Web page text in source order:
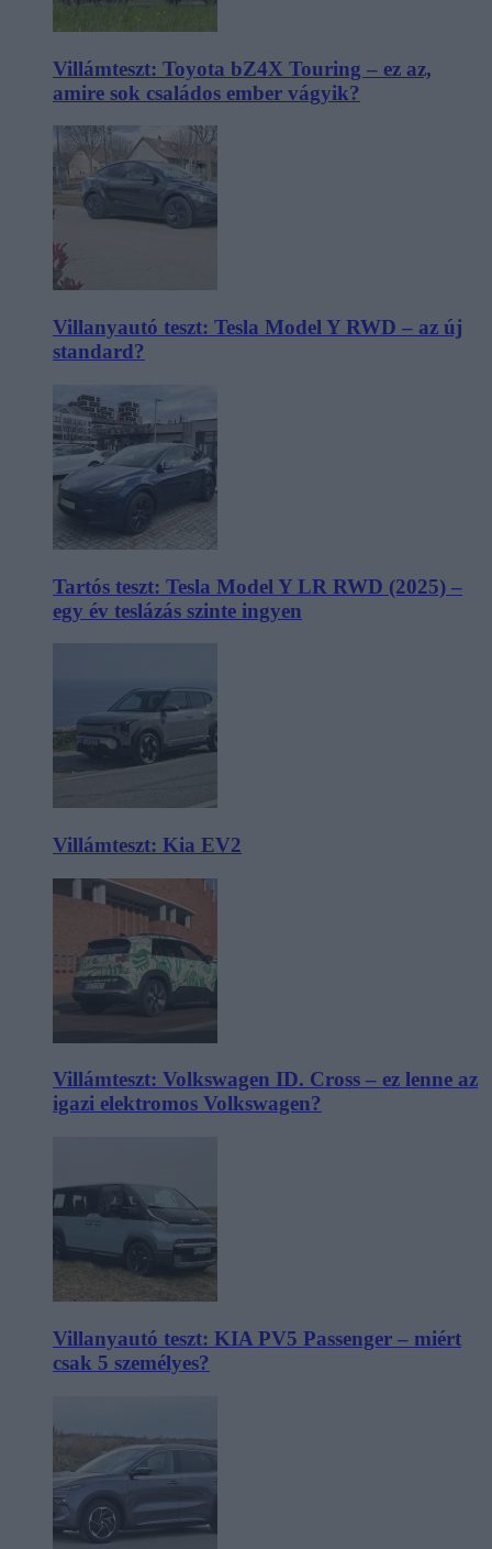
Villámteszt: Toyota bZ4X Touring – ez az,
amire sok családos ember vágyik?
Villanyautó teszt: Tesla Model Y RWD – az új
standard?
Tartós teszt: Tesla Model Y LR RWD (2025) –
egy év teslázás szinte ingyen
Villámteszt: Kia EV2
Villámteszt: Volkswagen ID. Cross – ez lenne az
igazi elektromos Volkswagen?
Villanyautó teszt: KIA PV5 Passenger – miért
csak 5 személyes?